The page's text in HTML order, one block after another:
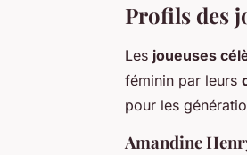
Profils des
Les joueuses
féminin par leurs
pour les
Amandine